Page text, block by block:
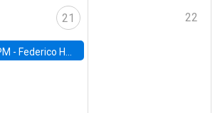
21
- Federico Huneeus - Banco Central de Chile
22